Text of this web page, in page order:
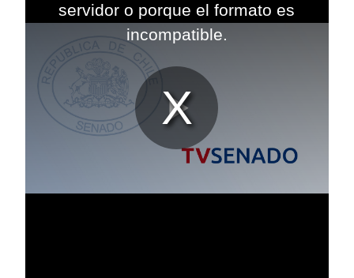
servidor o porque el formato es
incompatible.